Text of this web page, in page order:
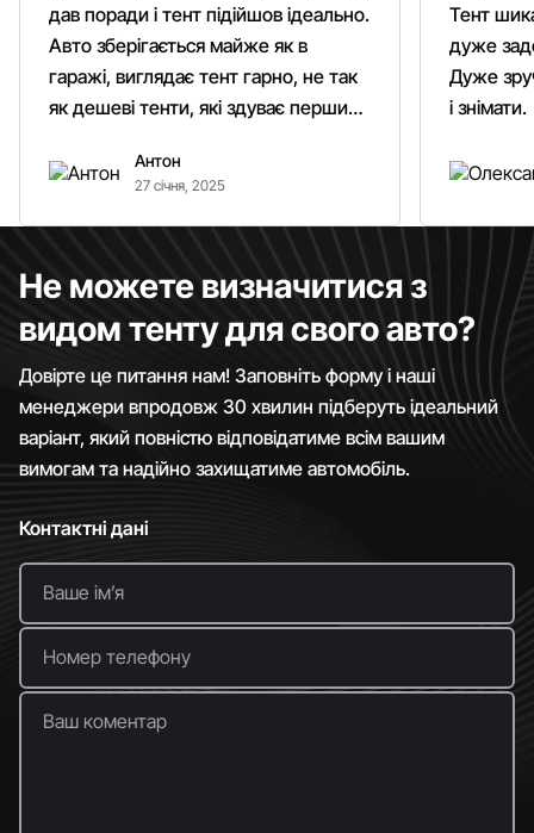
дав поради і тент підійшов ідеально.
Авто зберігається майже як в
гаражі, виглядає тент гарно, не так
як дешеві тенти, які здуває першим
Рекомендую однозначно!
Антон
27 січня, 2025
Тент
дуже
Дуже
і знімати.
Не можете визначитися з
видом тенту для свого авто?
Довірте це питання нам! Заповніть форму і наші
менеджери впродовж 30 хвилин підберуть ідеальний
варіант, який повністю відповідатиме всім вашим
вимогам та надійно захищатиме автомобіль.
Контактні дані
Ваше імʼя
Номер телефону
Ваш коментар